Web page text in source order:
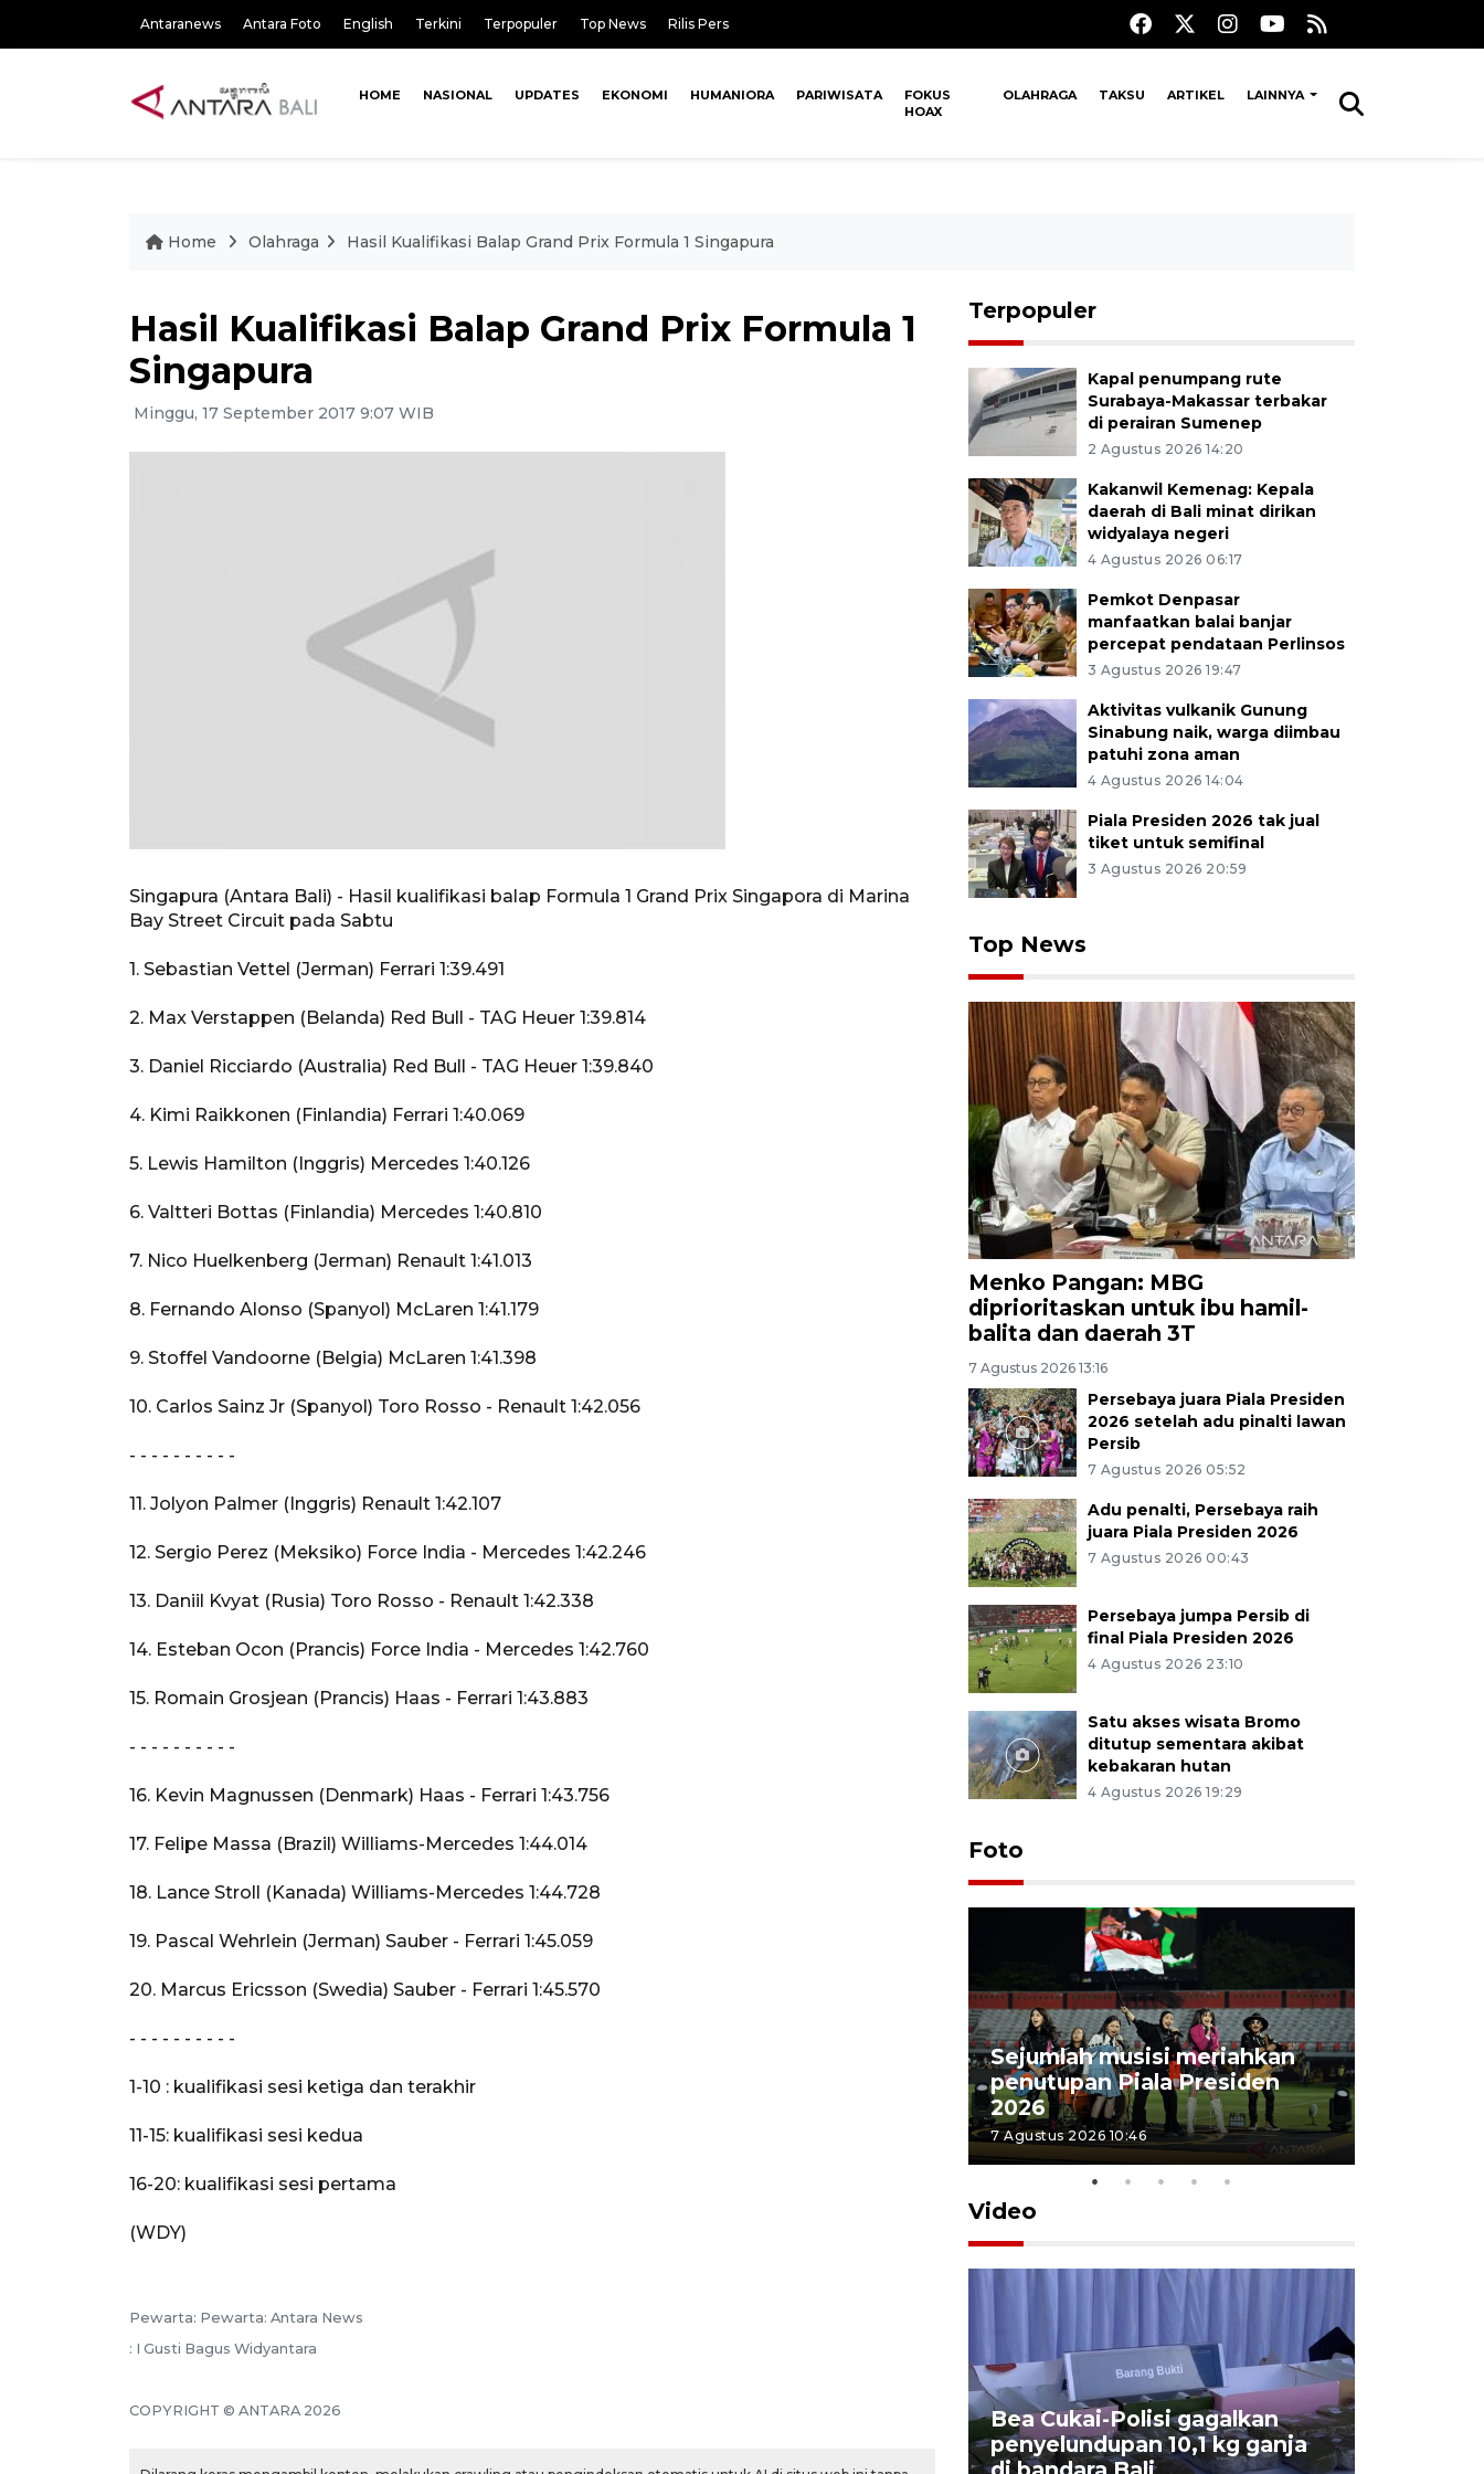
Antaranews Antara Foto English Terkini Terpopuler Top News Rilis Pers
HOME NASIONAL UPDATES EKONOMI HUMANIORA PARIWISATA
FOKUS
HOAX
OLAHRAGA TAKSU ARTIKEL LAINNYA
Home Olahraga Hasil Kualifikasi Balap Grand Prix Formula 1 Singapura
Hasil Kualifikasi Balap Grand Prix Formula 1
Singapura
Minggu, 17 September 2017 9:07 WIB
Singapura (Antara Bali) - Hasil kualifikasi balap Formula 1 Grand Prix Singapora di Marina
Bay Street Circuit pada Sabtu
1. Sebastian Vettel (Jerman) Ferrari 1:39.491
2. Max Verstappen (Belanda) Red Bull - TAG Heuer 1:39.814
3. Daniel Ricciardo (Australia) Red Bull - TAG Heuer 1:39.840
4. Kimi Raikkonen (Finlandia) Ferrari 1:40.069
5. Lewis Hamilton (Inggris) Mercedes 1:40.126
6. Valtteri Bottas (Finlandia) Mercedes 1:40.810
7. Nico Huelkenberg (Jerman) Renault 1:41.013
8. Fernando Alonso (Spanyol) McLaren 1:41.179
9. Stoffel Vandoorne (Belgia) McLaren 1:41.398
10. Carlos Sainz Jr (Spanyol) Toro Rosso - Renault 1:42.056
- - - - - - - - - -
11. Jolyon Palmer (Inggris) Renault 1:42.107
12. Sergio Perez (Meksiko) Force India - Mercedes 1:42.246
13. Daniil Kvyat (Rusia) Toro Rosso - Renault 1:42.338
14. Esteban Ocon (Prancis) Force India - Mercedes 1:42.760
15. Romain Grosjean (Prancis) Haas - Ferrari 1:43.883
- - - - - - - - - -
16. Kevin Magnussen (Denmark) Haas - Ferrari 1:43.756
17. Felipe Massa (Brazil) Williams-Mercedes 1:44.014
18. Lance Stroll (Kanada) Williams-Mercedes 1:44.728
19. Pascal Wehrlein (Jerman) Sauber - Ferrari 1:45.059
20. Marcus Ericsson (Swedia) Sauber - Ferrari 1:45.570
- - - - - - - - - -
1-10 : kualifikasi sesi ketiga dan terakhir
11-15: kualifikasi sesi kedua
16-20: kualifikasi sesi pertama
(WDY)
Pewarta: Pewarta: Antara News
: I Gusti Bagus Widyantara
COPYRIGHT © ANTARA 2026
Terpopuler
Kapal penumpang rute
Surabaya-Makassar terbakar
di perairan Sumenep
2 Agustus 2026 14:20
Kakanwil Kemenag: Kepala
daerah di Bali minat dirikan
widyalaya negeri
4 Agustus 2026 06:17
Pemkot Denpasar
manfaatkan balai banjar
percepat pendataan Perlinsos
3 Agustus 2026 19:47
Aktivitas vulkanik Gunung
Sinabung naik, warga diimbau
patuhi zona aman
4 Agustus 2026 14:04
Piala Presiden 2026 tak jual
tiket untuk semifinal
3 Agustus 2026 20:59
Top News
Menko Pangan: MBG
diprioritaskan untuk ibu hamil-
balita dan daerah 3T
7 Agustus 2026 13:16
Persebaya juara Piala Presiden
2026 setelah adu pinalti lawan
Persib
7 Agustus 2026 05:52
Adu penalti, Persebaya raih
juara Piala Presiden 2026
7 Agustus 2026 00:43
Persebaya jumpa Persib di
final Piala Presiden 2026
4 Agustus 2026 23:10
Satu akses wisata Bromo
ditutup sementara akibat
kebakaran hutan
4 Agustus 2026 19:29
Foto
Sejumlah musisi meriahkan
penutupan Piala Presiden
2026
7 Agustus 2026 10:46
Video
Bea Cukai-Polisi gagalkan
penyelundupan 10,1 kg ganja